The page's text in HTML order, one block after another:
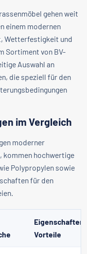
gehen weit
einem modernen
Wetterfestigkeit und
Sortiment von BV-
Auswahl an
die speziell für den
im Vergleich
moderner
kommen hochwertige
Polypropylen sowie
für den
Eigenschaften
Vorteile